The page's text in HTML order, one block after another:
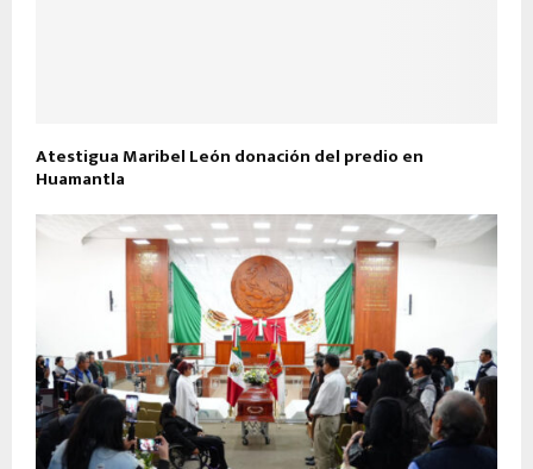
Atestigua Maribel León donación del predio en
Huamantla